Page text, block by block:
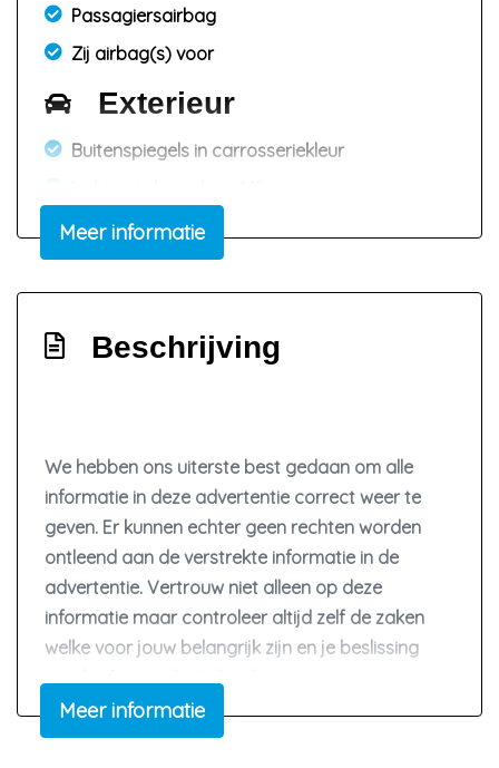
Passagiersairbag
Zij airbag(s) voor
Exterieur
Buitenspiegels in carrosseriekleur
Meer informatie
Beschrijving
We hebben ons uiterste best gedaan om alle
informatie in deze advertentie correct weer te
geven. Er kunnen echter geen rechten worden
ontleend aan de verstrekte informatie in de
advertentie. Vertrouw niet alleen op deze
informatie maar controleer altijd zelf de zaken
welke voor jouw belangrijk zijn en je beslissing
zouden kunnen beïnvloeden. Neem contact op
met de verkoper voor aanvullende vragen.
Meer informatie